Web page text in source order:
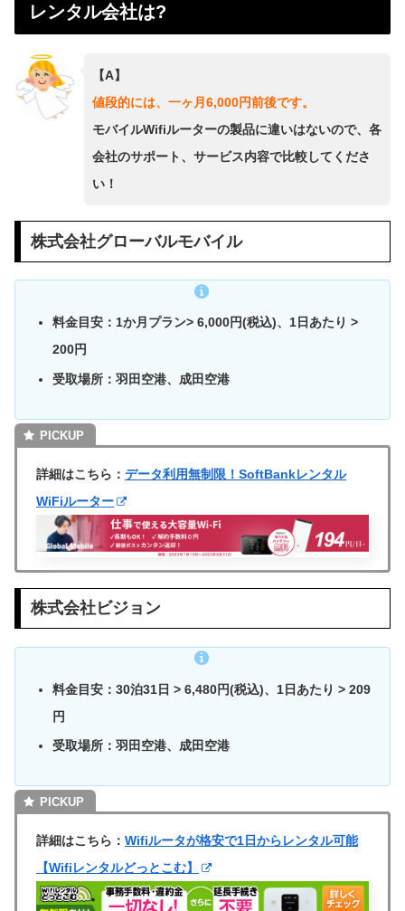
レンタル会社は?
【A】
値段的には、一ヶ月6,000円前後です。
モバイルWifiルーターの製品に違いはないので、各
会社のサポート、サービス内容で比較してくださ
い！
株式会社グローバルモバイル
料金目安：1か月プラン> 6,000円(税込)、1日あたり >
200円
受取場所：羽田空港、成田空港
詳細はこちら： データ利用無制限！SoftBankレンタル
WiFiルーター
株式会社ビジョン
料金目安：30泊31日 > 6,480円(税込)、1日あたり > 209
円
受取場所：羽田空港、成田空港
詳細はこちら： Wifiルータが格安で1日からレンタル可能
【Wifiレンタルどっとこむ】